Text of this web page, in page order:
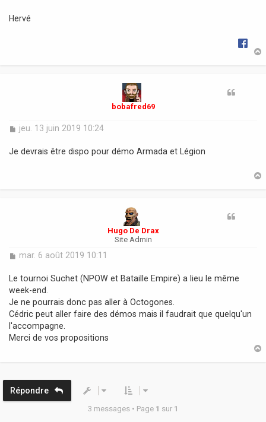
Hervé
bobafred69
M
s
jeu. 13 juin 2019 10:24
Je devrais être dispo pour démo Armada et Légion
Hugo De Drax
Site Admin
M
s
a
g
e
mar. 6 août 2019 10:11
Le tournoi Suchet (NPOW et Bataille Empire) a lieu le même
week-end.
Je ne pourrais donc pas aller à Octogones.
Cédric peut aller faire des démos mais il faudrait que quelqu'un
l'accompagne.
Merci de vos propositions
Répondre
3 messages • Page 1 sur 1